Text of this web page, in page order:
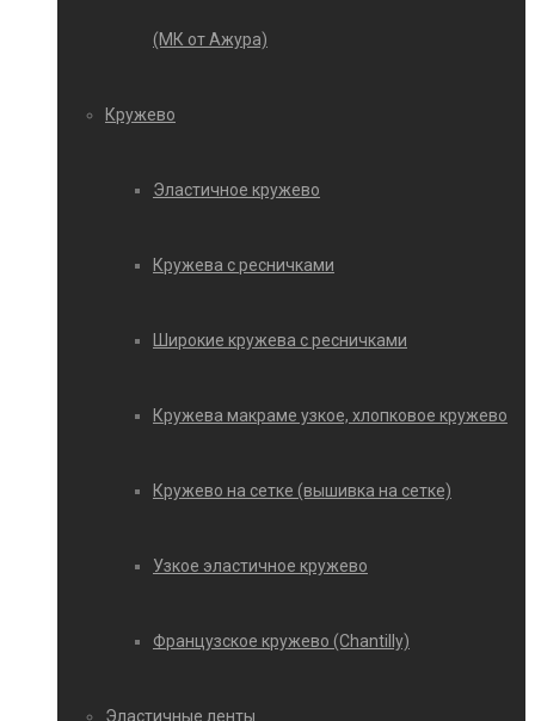
(МК от Ажура)
Кружево
Эластичное кружево
Кружева с ресничками
Широкие кружева с ресничками
Кружева макраме узкое, хлопковое кружево
Кружево на сетке (вышивка на сетке)
Узкое эластичное кружево
Французское кружево (Chantilly)
Эластичные ленты